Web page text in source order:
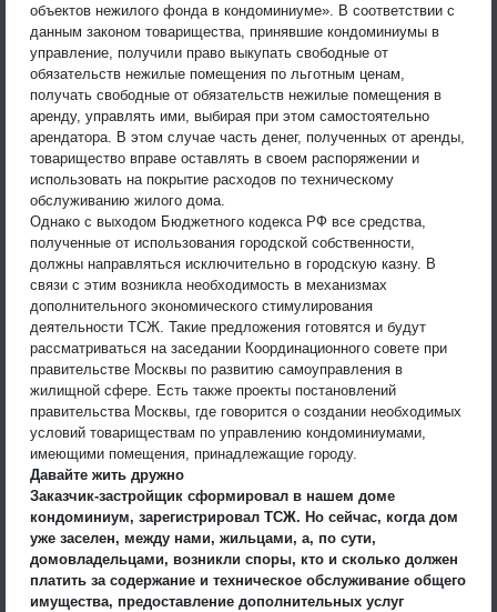
объектов нежилого фонда в кондоминиуме». В соответствии с
данным законом товарищества, принявшие кондоминиумы в
управление, получили право выкупать свободные от
обязательств нежилые помещения по льготным ценам,
получать свободные от обязательств нежилые помещения в
аренду, управлять ими, выбирая при этом самостоятельно
арендатора. В этом случае часть денег, полученных от аренды,
товарищество вправе оставлять в своем распоряжении и
использовать на покрытие расходов по техническому
обслуживанию жилого дома.
Однако с выходом Бюджетного кодекса РФ все средства,
полученные от использования городской собственности,
должны направляться исключительно в городскую казну. В
связи с этим возникла необходимость в механизмах
дополнительного экономического стимулирования
деятельности ТСЖ. Такие предложения готовятся и будут
рассматриваться на заседании Координационного совете при
правительстве Москвы по развитию самоуправления в
жилищной сфере. Есть также проекты постановлений
правительства Москвы, где говорится о создании необходимых
условий товариществам по управлению кондоминиумами,
имеющими помещения, принадлежащие городу.
Давайте жить дружно
Заказчик-застройщик сформировал в нашем доме
кондоминиум, зарегистрировал ТСЖ. Но сейчас, когда дом
уже заселен, между нами, жильцами, а, по сути,
домовладельцами, возникли споры, кто и сколько должен
платить за содержание и техническое обслуживание общего
имущества, предоставление дополнительных услуг